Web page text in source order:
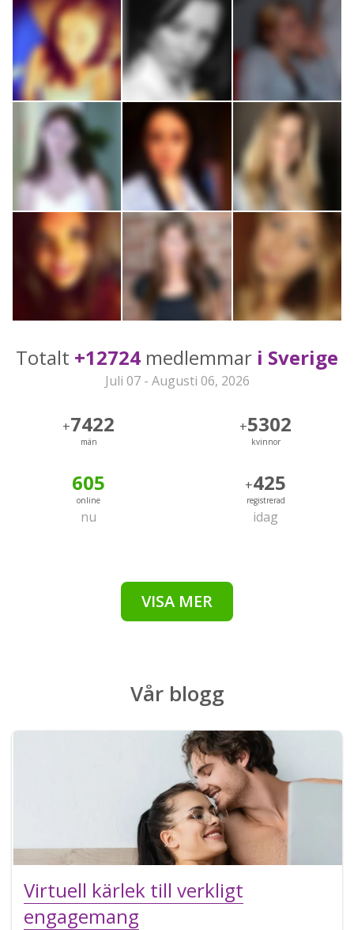
Totalt +12724 medlemmar i Sverige
Juli 07 - Augusti 06, 2026
+7422
män
+5302
kvinnor
605
online
nu
+425
registrerad
idag
VISA MER
Vår blogg
Virtuell kärlek till verkligt
engagemang